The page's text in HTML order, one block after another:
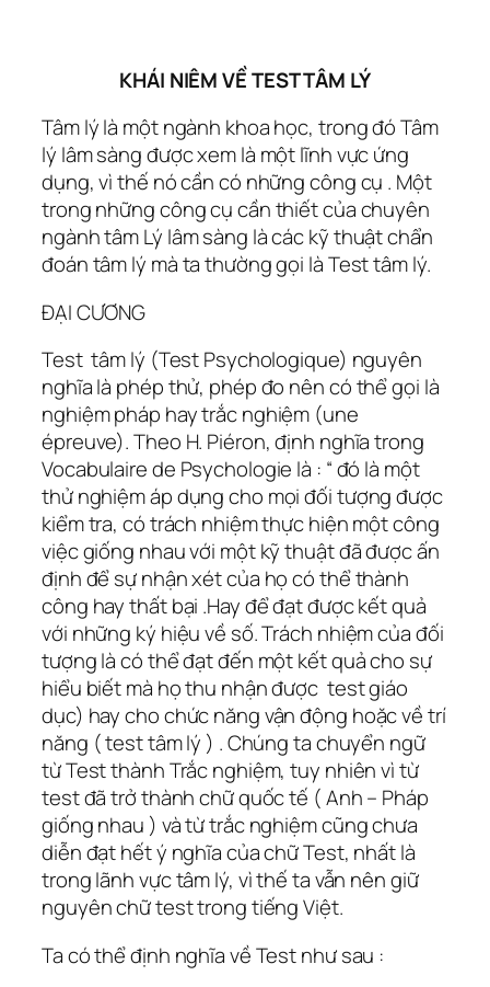
KHÁI NIÊM VỀ TEST TÂM LÝ
Tâm lý là một ngành khoa học, trong đó Tâm
lý lâm sàng được xem là một lĩnh vực ứng
dụng, vì thế nó cần có những công cụ . Một
trong những công cụ cần thiết của chuyên
ngành tâm Lý lâm sàng là các kỹ thuật chẩn
đoán tâm lý mà ta thường gọi là Test tâm lý.
ĐẠI CƯƠNG
Test tâm lý (Test Psychologique) nguyên
nghĩa là phép thử, phép đo nên có thể gọi là
nghiệm pháp hay trắc nghiệm (une
épreuve). Theo H. Piéron, định nghĩa trong
Vocabulaire de Psychologie là : “ đó là một
thử nghiệm áp dụng cho mọi đối tượng được
kiểm tra, có trách nhiệm thực hiện một công
việc giống nhau với một kỹ thuật đã được ấn
định để sự nhận xét của họ có thể thành
công hay thất bại .Hay để đạt được kết quả
với những ký hiệu về số. Trách nhiệm của đối
tượng là có thể đạt đến một kết quả cho sự
hiểu biết mà họ thu nhận được test giáo
dục) hay cho chức năng vận động hoặc về trí
năng ( test tâm lý ) . Chúng ta chuyển ngữ
từ Test thành Trắc nghiệm, tuy nhiên vì từ
test đã trở thành chữ quốc tế ( Anh – Pháp
giống nhau ) và từ trắc nghiệm cũng chưa
diễn đạt hết ý nghĩa của chữ Test, nhất là
trong lãnh vực tâm lý, vì thế ta vẫn nên giữ
nguyên chữ test trong tiếng Việt.
Ta có thể định nghĩa về Test như sau :